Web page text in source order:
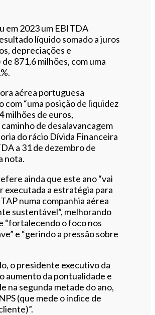
em 2023 um EBITDA
líquido somado a juros
depreciações e
871,6 milhões, com uma
aérea portuguesa
com “uma posição de liquidez
milhões de euros,
de desalavancagem
do rácio Dívida Financeira
a 31 de dezembro de
nota.
ainda que este ano “vai
executada a estratégia para
numa companhia aérea
sustentável”, melhorando
“fortalecendo o foco nos
e “gerindo a pressão sobre
o presidente executivo da
aumento da pontualidade e
na segunda metade do ano,
(que mede o índice de